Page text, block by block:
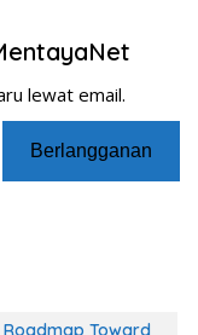
lewat email.
Berlangganan